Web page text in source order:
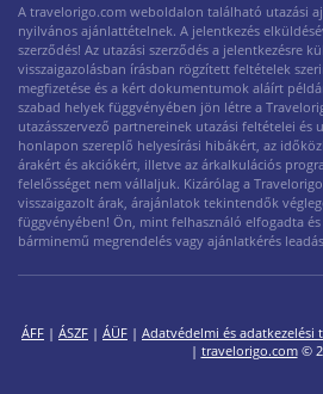
A travelorigo.com weboldalon található utazási
nyilvános ajánlattételnek. A jelentkezés
szerződés! Az utazási szerződés a jelentkezésre
visszaigazolásban írásban rögzített feltételek
megfizetése és a kért dokumentumok aláírt
szabad helyek függvényében jön létre a
utazásszervező partnereinek utazási feltételei és
honlapon szereplő helyesírási hibákért, az
árakért és akciókért, illetve az árkalkulációs
felelősséget nem vállaljuk. Kizárólag a
visszaigazolt árak, árajánlatok tekintendők
függvényében! Ön, mint felhasználó elfogadta
bárminemű megrendelés vagy ajánlatkérés
ÁFF | ÁSZF | ÁÜF | Adatvédelmi és adatkezelési
| travelorigo.com©